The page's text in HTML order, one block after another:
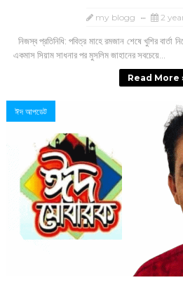
my blogg 2
নিজস্ব প্রতিনিধি: পবিত্র মাহে রমজান শেষে খুশির বার্তা
একমাস সিয়াম সাধনার পর মুসলিম জাহানের সবচেয়ে...
Read More
ঈদ আপডেট